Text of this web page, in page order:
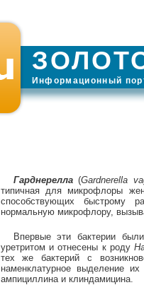
Информационный
Гарднерелла(Gardnerella
типичная для микрофлоры
способствующих быстрому
нормальную микрофлору,
Впервые эти бактерии
уретритом и отнесены к роду
тех же бактерий с
наменклатурное выделение
ампициллина и клиндамицина.